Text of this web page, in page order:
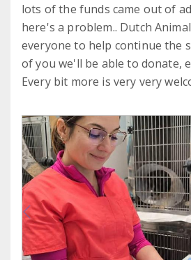
lots of the funds came out of
here's a problem.. Dutch
everyone to help continue the
of you we'll be able to donate,
Every bit more is very very